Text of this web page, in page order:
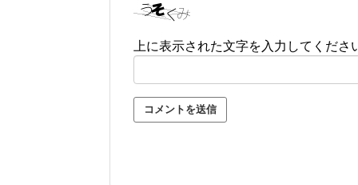
上に表示された文字を入力してくださ